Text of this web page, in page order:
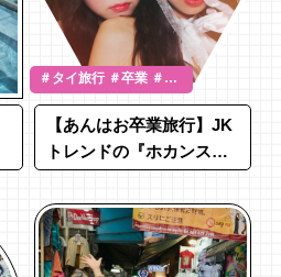
＃タイ旅行 ＃卒業 ＃
【あんはお卒業旅行】JK
トレンドの『ホカンス』
セススタイルに進化★